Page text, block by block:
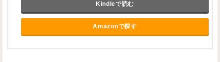
Kindleで読む
Amazonで探す